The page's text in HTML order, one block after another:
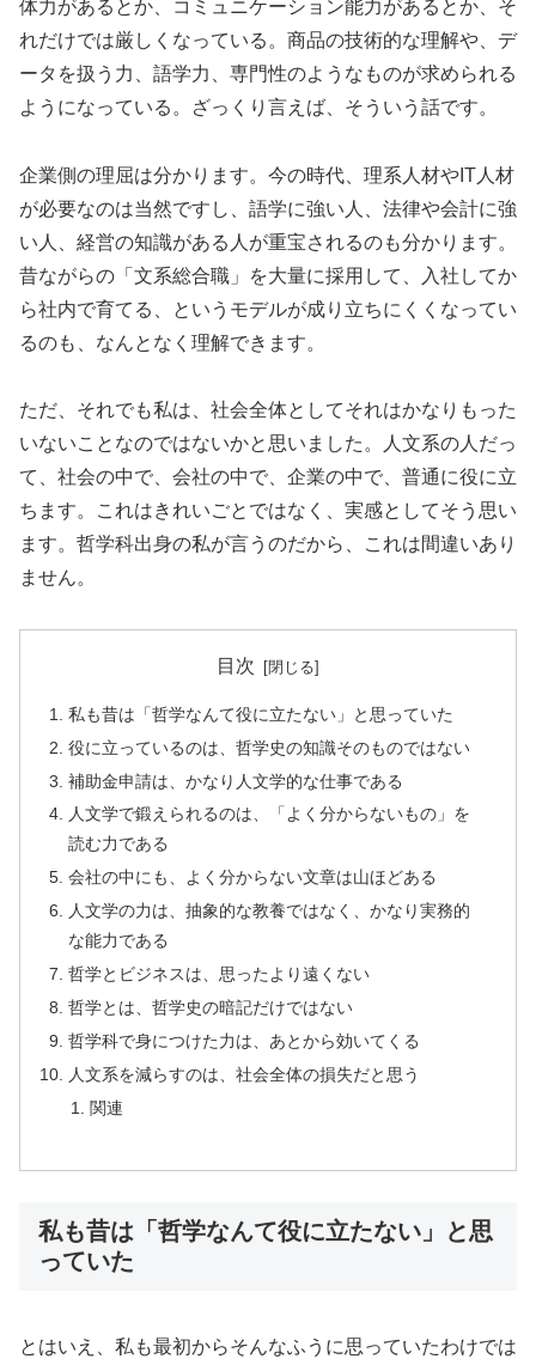
体力があるとか、コミュニケーション能力があるとか、そ
れだけでは厳しくなっている。商品の技術的な理解や、デ
ータを扱う力、語学力、専門性のようなものが求められる
ようになっている。ざっくり言えば、そういう話です。
企業側の理屈は分かります。今の時代、理系人材やIT人材
が必要なのは当然ですし、語学に強い人、法律や会計に強
い人、経営の知識がある人が重宝されるのも分かります。
昔ながらの「文系総合職」を大量に採用して、入社してか
ら社内で育てる、というモデルが成り立ちにくくなってい
るのも、なんとなく理解できます。
ただ、それでも私は、社会全体としてそれはかなりもった
いないことなのではないかと思いました。人文系の人だっ
て、社会の中で、会社の中で、企業の中で、普通に役に立
ちます。これはきれいごとではなく、実感としてそう思い
ます。哲学科出身の私が言うのだから、これは間違いあり
ません。
目次
私も昔は「哲学なんて役に立たない」と思っていた
役に立っているのは、哲学史の知識そのものではない
補助金申請は、かなり人文学的な仕事である
人文学で鍛えられるのは、「よく分からないもの」を
読む力である
会社の中にも、よく分からない文章は山ほどある
人文学の力は、抽象的な教養ではなく、かなり実務的
な能力である
哲学とビジネスは、思ったより遠くない
哲学とは、哲学史の暗記だけではない
哲学科で身につけた力は、あとから効いてくる
人文系を減らすのは、社会全体の損失だと思う
関連
私も昔は「哲学なんて役に立たない」と思
っていた
とはいえ、私も最初からそんなふうに思っていたわけでは